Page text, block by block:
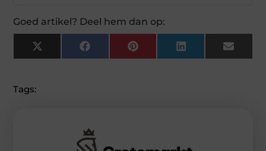
Goed artikel? Deel hem dan op:
X
(Twitter)
FacebookPinterest LinkedIn Email
Tags: